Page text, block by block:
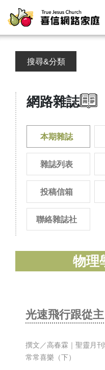
搜尋&分類
網路雜誌
本期雜誌
雜誌列表
投稿信箱
聯絡雜誌社
物理
光速飛行跟從主
撰文／高春霖｜聖靈月
常常喜樂（下）